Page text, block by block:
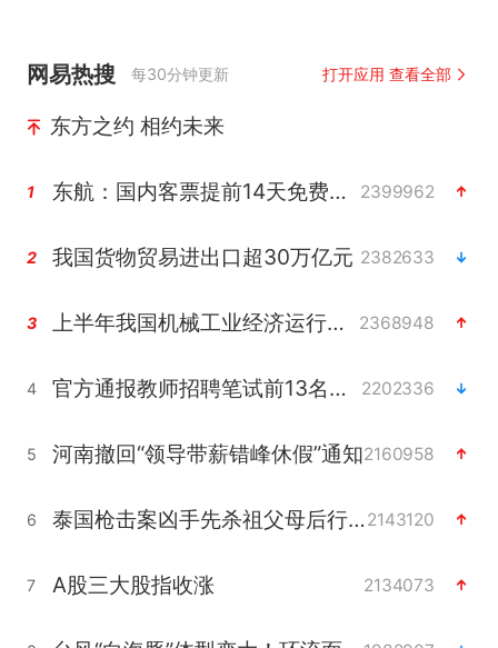
网易热搜 每30分钟更新 打开应用 查看全部
东方之约 相约未来
1 东航：国内客票提前14天免费退改 2399962
2 我国货物贸易进出口超30万亿元 2382633
3 上半年我国机械工业经济运行稳中有进 2368948
4 官方通报教师招聘笔试前13名被淘汰 2202336
5 河南撤回“领导带薪错峰休假”通知2160958
6 泰国枪击案凶手先杀祖父母后行凶2143120
7 A股三大股指收涨 2134073